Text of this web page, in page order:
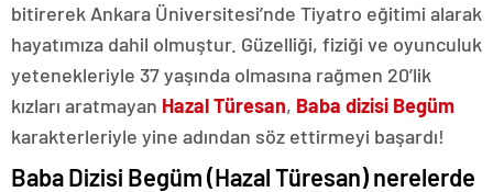
bitirerek Ankara Üniversitesi’nde Tiyatro eğitimi alarak
hayatımıza dahil olmuştur. Güzelliği, fiziği ve oyunculuk
yetenekleriyle 37 yaşında olmasına rağmen 20’lik
kızları aratmayan Hazal Türesan, Baba dizisi Begüm
karakterleriyle yine adından söz ettirmeyi başardı!
Baba Dizisi Begüm (Hazal Türesan) nerelerde